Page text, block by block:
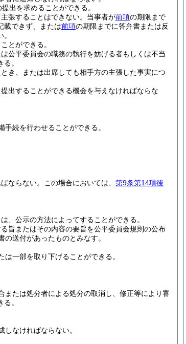
出を求めることができる。
張することはできない。 当事者が前項の期限まで
載できず、または前項の期限までに答弁書または反
とができる。
公平委員会の職務の執行を妨げる者もしくは不当
。
き、または出席しても相手方の主張した事実につ
出することができる機会を与えなければならな
続を行わせることができる。
ならない。 この場合においては、 第9条第14項後
、公示の方法によってすることができる。
旨またはその内容の要旨を公平委員会規則の公布
送付があったものとみなす。
一部を取り下げることができる。
たは処分者による処分の取消し、修正等により審
。
なければならない。